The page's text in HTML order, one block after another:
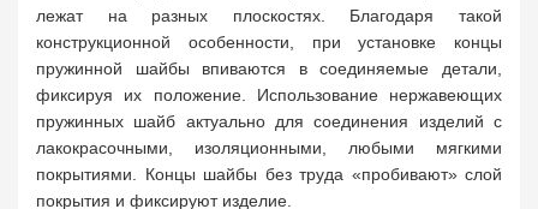
лежат на разных плоскостях. Благодаря такой
конструкционной особенности, при установке концы
пружинной шайбы впиваются в соединяемые детали,
фиксируя их положение. Использование нержавеющих
пружинных шайб актуально для соединения изделий с
лакокрасочными, изоляционными, любыми мягкими
покрытиями. Концы шайбы без труда «пробивают» слой
покрытия и фиксируют изделие.